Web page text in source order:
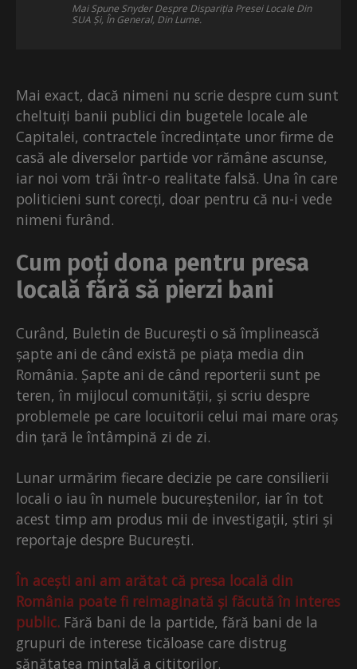
Mai Spune Snyder Despre Dispariția Presei Locale Din
SUA Și, În General, Din Lume.
Mai exact, dacă nimeni nu scrie despre cum sunt
cheltuiți banii publici din bugetele locale ale
Capitalei, contractele încredințate unor firme de
casă ale diverselor partide vor rămâne ascunse,
iar noi vom trăi într-o realitate falsă. Una în care
politicieni sunt corecți, doar pentru că nu-i vede
nimeni furând.
Cum poți dona pentru presa
locală fără să pierzi bani
Curând, Buletin de București o să împlinească
șapte ani de când există pe piața media din
România. Șapte ani de când reporterii sunt pe
teren, în mijlocul comunității, și scriu despre
problemele pe care locuitorii celui mai mare oraș
din țară le întâmpină zi de zi.
Lunar urmărim fiecare decizie pe care consilierii
locali o iau în numele bucureștenilor, iar în tot
acest timp am produs mii de investigații, știri și
reportaje despre București.
În acești ani am arătat că presa locală din
România poate fi reimaginată și făcută în interes
public. Fără bani de la partide, fără bani de la
grupuri de interese ticăloase care distrug
sănătatea mintală a cititorilor.